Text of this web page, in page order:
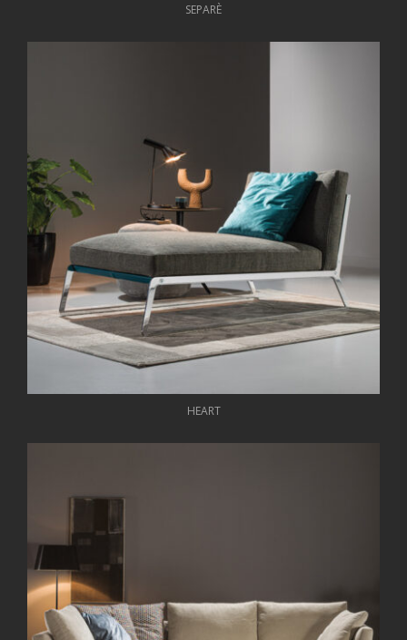
SEPARÈ
HEART